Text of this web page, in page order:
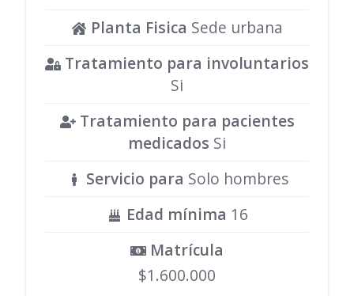
Planta Fisica Sede urbana
Tratamiento para involuntarios
Si
Tratamiento para pacientes
medicados Si
Servicio para Solo hombres
Edad mínima 16
Matrícula
$1.600.000